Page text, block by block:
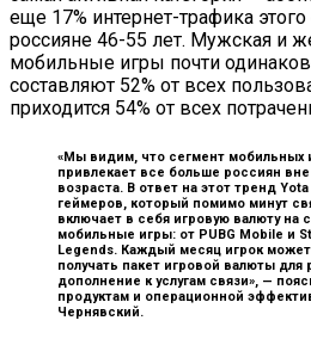
еще 17% интернет-трафика
россияне 46-55 лет. Мужская и
мобильные игры почти
составляют 52% от всех
приходится 54% от всех
«Мы видим, что сегмент мобильных
привлекает все больше россиян
возраста. В ответ на этот тренд
геймеров, который помимо минут
включает в себя игровую валюту на
мобильные игры: от PUBG Mobile и
Legends. Каждый месяц игрок
получать пакет игровой валюты для
дополнение к услугам связи», —
продуктам и операционной
Чернявский.